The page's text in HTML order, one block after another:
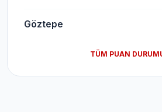
Göztepe
TÜM PUAN